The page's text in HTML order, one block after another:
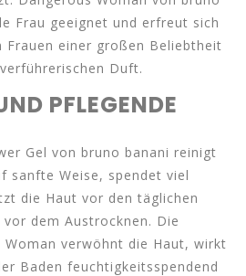
Frau geeignet und erfreut sich
Frauen einer großen Beliebtheit
Duft.
PFLEGENDE
Gel von bruno banani reinigt
sanfte Weise, spendet viel
die Haut vor den täglichen
dem Austrocknen. Die
verwöhnt die Haut, wirkt
Baden feuchtigkeitsspendend